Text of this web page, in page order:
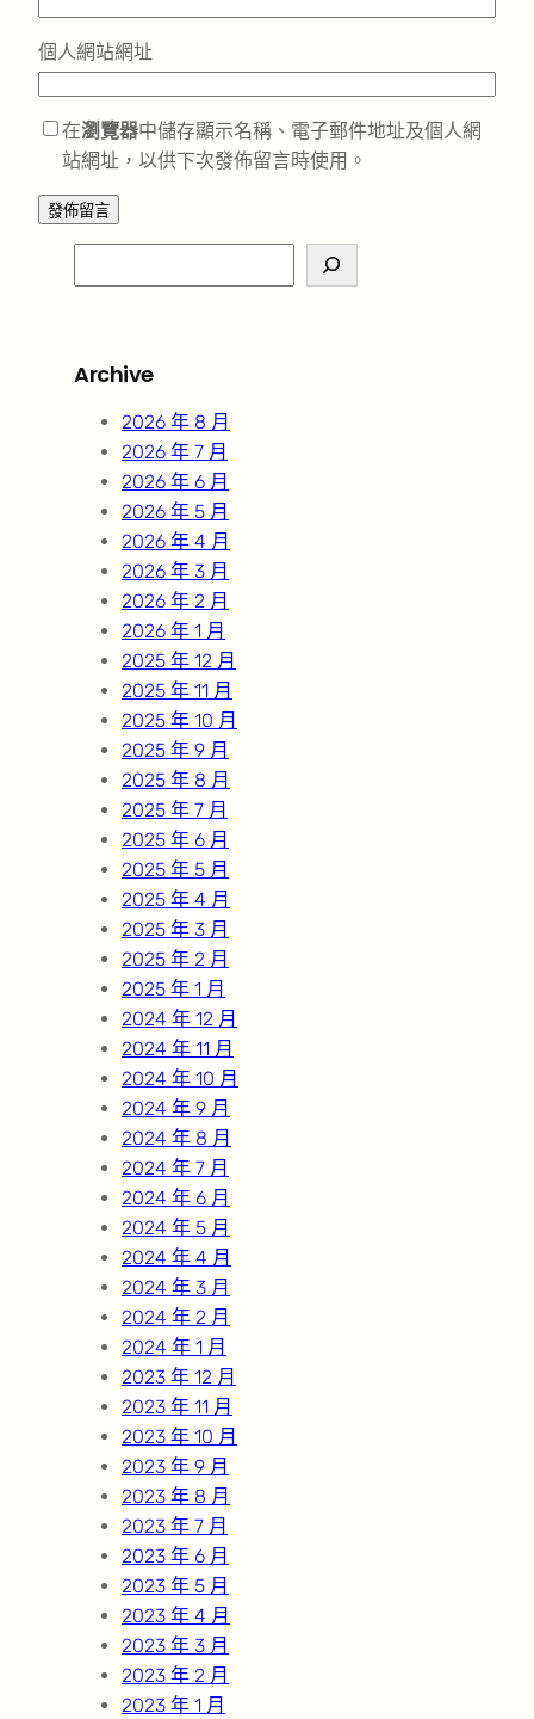
個人網站網址
在瀏覽器中儲存顯示名稱、電子郵件地址及個人網
站網址，以供下次發佈留言時使用。
e
c
Archive
2026 年 8 月
2026 年 7 月
2026 年 6 月
2026 年 5 月
2026 年 4 月
2026 年 3 月
2026 年 2 月
2026 年 1 月
2025 年 12 月
2025 年 11 月
2025 年 10 月
2025 年 9 月
2025 年 8 月
2025 年 7 月
2025 年 6 月
2025 年 5 月
2025 年 4 月
2025 年 3 月
2025 年 2 月
2025 年 1 月
2024 年 12 月
2024 年 11 月
2024 年 10 月
2024 年 9 月
2024 年 8 月
2024 年 7 月
2024 年 6 月
2024 年 5 月
2024 年 4 月
2024 年 3 月
2024 年 2 月
2024 年 1 月
2023 年 12 月
2023 年 11 月
2023 年 10 月
2023 年 9 月
2023 年 8 月
2023 年 7 月
2023 年 6 月
2023 年 5 月
2023 年 4 月
2023 年 3 月
2023 年 2 月
2023 年 1 月